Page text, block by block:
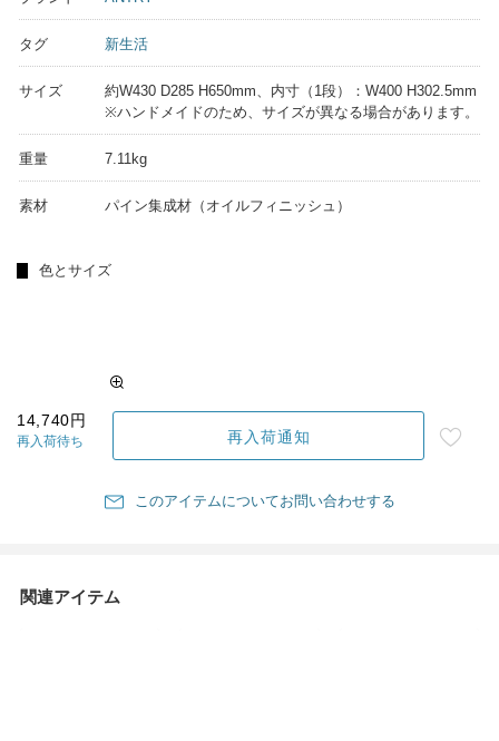
タグ 新生活
サイズ
約W430 D285 H650mm、内寸（1段）：W400 H302.5mm
※ハンドメイドのため、サイズが異なる場合があります。
重量 7.11kg
素材 パイン集成材（オイルフィニッシュ）
色とサイズ
14,740円
再入荷待ち 再入荷通知
このアイテムについてお問い合わせする
関連アイテム